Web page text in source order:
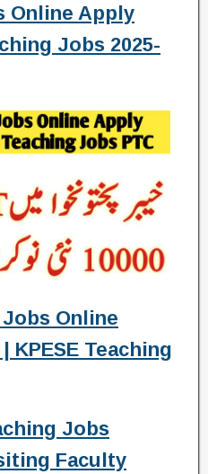
Online Apply
Jobs 2025-
Online
KPESE Teaching
Jobs
Faculty